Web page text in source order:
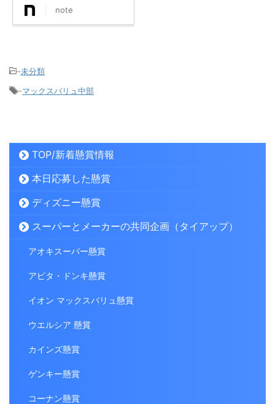
note
-未分類
-マックスバリュ中部
TOP/新着懸賞情報
本日応募した懸賞
ディズニー懸賞
スーパーとメーカーの共同企画（タイアップ）
アオキスーパー懸賞
アピタ・ドンキ懸賞
イオン マックスバリュ懸賞
ウエルシア 懸賞
カインズ懸賞
ゲンキー懸賞
コーナン懸賞